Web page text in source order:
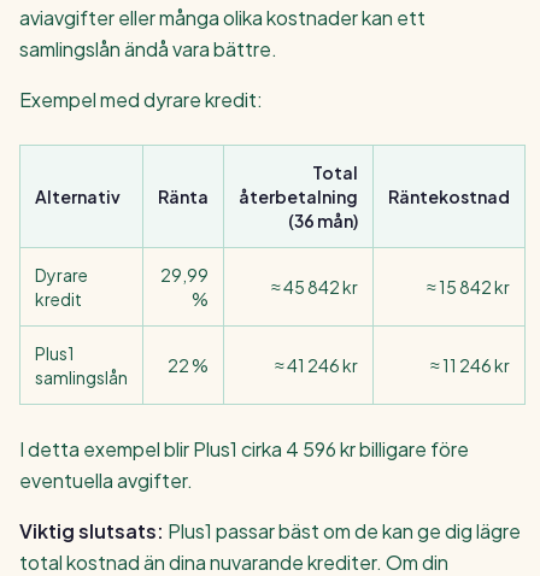
aviavgifter eller många olika kostnader kan ett
samlingslån ändå vara bättre.
Exempel med dyrare kredit:
Alternativ Ränta
Total
återbetalning
(36 mån)
Räntekostnad
Dyrare
kredit
29,99
%
≈ 45 842 kr ≈ 15 842 kr
Plus1
samlingslån
22 % ≈ 41 246 kr ≈ 11 246 kr
I detta exempel blir Plus1 cirka 4 596 kr billigare före
eventuella avgifter.
Viktig slutsats: Plus1 passar bäst om de kan ge dig lägre
total kostnad än dina nuvarande krediter. Om din